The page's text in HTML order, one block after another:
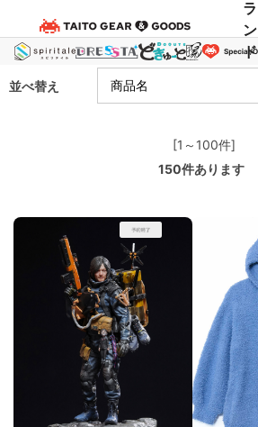
ラ
ン
ド
並べ替え
[1～100件]
150件あります